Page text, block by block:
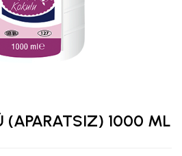
(APARATSIZ) 1000 ML